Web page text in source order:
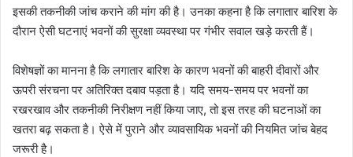
इसकी तकनीकी जांच कराने की मांग की है। उनका कहना है कि लगातार बारिश के
दौरान ऐसी घटनाएं भवनों की सुरक्षा व्यवस्था पर गंभीर सवाल खड़े करती हैं।
विशेषज्ञों का मानना है कि लगातार बारिश के कारण भवनों की बाहरी दीवारों और
ऊपरी संरचना पर अतिरिक्त दबाव पड़ता है। यदि समय-समय पर भवनों का
रखरखाव और तकनीकी निरीक्षण नहीं किया जाए, तो इस तरह की घटनाओं का
खतरा बढ़ सकता है। ऐसे में पुराने और व्यावसायिक भवनों की नियमित जांच बेहद
जरूरी है।